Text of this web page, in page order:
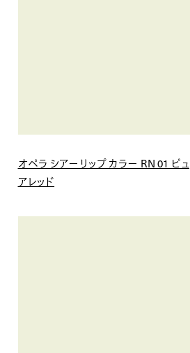
オペラ シアーリップ カラー RN 01 ピュ
アレッド